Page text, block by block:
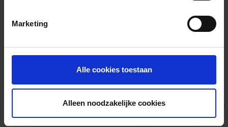
Marketing
Alle cookies toestaan
Alleen noodzakelijke cookies
Foto’s ({{photos.length}})
Eigen foto’s